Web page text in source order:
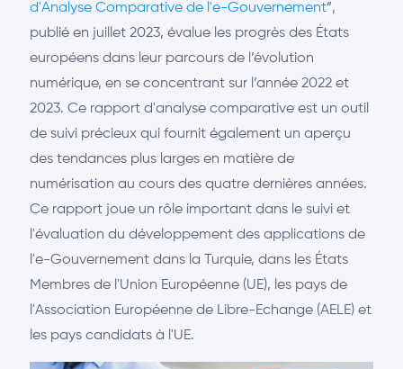
d'Analyse Comparative de l'e-Gouvernement”,
publié en juillet 2023, évalue les progrès des États
européens dans leur parcours de l’évolution
numérique, en se concentrant sur l’année 2022 et
2023. Ce rapport d'analyse comparative est un outil
de suivi précieux qui fournit également un aperçu
des tendances plus larges en matière de
numérisation au cours des quatre dernières années.
Ce rapport joue un rôle important dans le suivi et
l'évaluation du développement des applications de
l'e-Gouvernement dans la Turquie, dans les États
Membres de l'Union Européenne (UE), les pays de
l'Association Européenne de Libre-Echange (AELE) et
les pays candidats à l'UE.